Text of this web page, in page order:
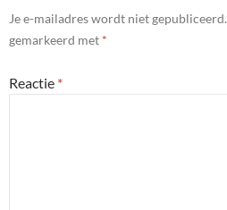
Je e-mailadres wordt niet gepubliceerd.
gemarkeerd met *
Reactie *